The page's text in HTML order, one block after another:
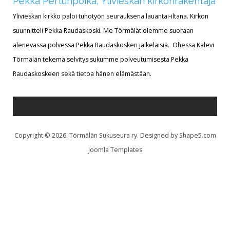
Ylivieskan kirkko paloi tuhotyön seurauksena lauantai-iltana. Kirkon
suunnitteli Pekka Raudaskoski. Me Törmälät olemme suoraan
alenevassa polvessa Pekka Raudaskosken jälkeläisiä. Ohessa Kalevi
Törmälän tekemä selvitys sukumme polveutumisesta Pekka
Raudaskoskeen sekä tietoa hänen elämästään.
Copyright © 2026. Törmälän Sukuseura ry. Designed by Shape5.com
Joomla Templates